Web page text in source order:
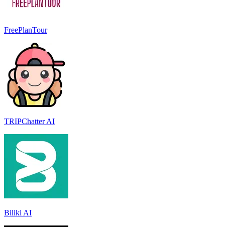
FreePlanTour
TRIPChatter AI
Biliki AI